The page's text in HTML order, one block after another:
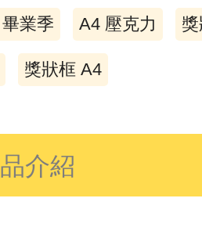
業季 A4 壓克力
獎狀框 A4
介紹